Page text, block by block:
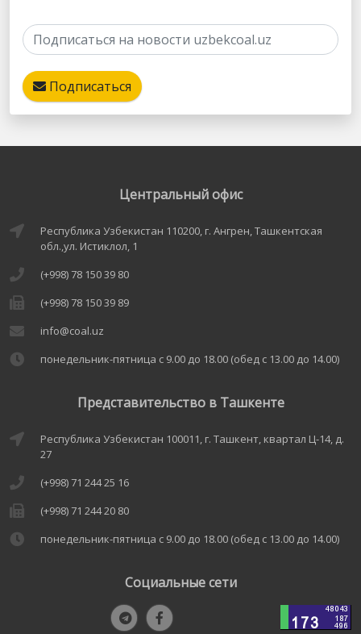
Подписаться
Центральный офис
Республика Узбекистан 110200, г. Ангрен, Ташкентская
обл.,ул. Истиклол, 1
(+998) 78 150 39 80
(+998) 78 150 39 89
info@coal.uz
понедельник-пятница с 9.00 до 18.00 (обед с 13.00 до 14.00)
Представительство в Ташкенте
Республика Узбекистан 100011, г. Ташкент, квартал Ц-14, д.
27
(+998) 71 244 25 16
(+998) 71 244 20 80
понедельник-пятница с 9.00 до 18.00 (обед с 13.00 до 14.00)
Социальные сети